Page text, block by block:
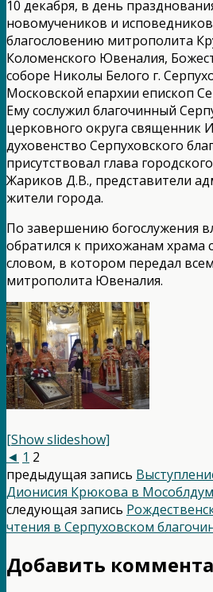
10 декабря, в день
новомучеников и
благословению митрополита
Коломенского Ювеналия,
соборе Николы Белого г.
Московской епархии епископ
Ему сослужил благочинный
церковного округа священник
духовенство Серпуховского
присутствовал глава
Жариков Д.В., представители
жители города.
По завершению богослужения
обратился к прихожанам храма
словом, в котором передал
митрополита Ювеналия.
[Show slideshow]
◄ 1 2
предыдущая запись
Дионисия Крюкова в
следующая запись
чтения в Серпуховском
Добавить